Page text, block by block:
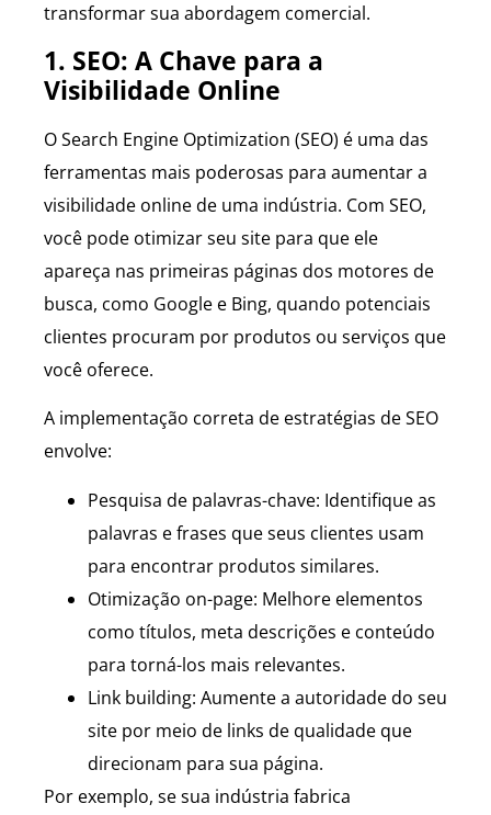
transformar sua abordagem comercial.
1. SEO: A Chave para a
Visibilidade Online
O Search Engine Optimization (SEO) é uma das
ferramentas mais poderosas para aumentar a
visibilidade online de uma indústria. Com SEO,
você pode otimizar seu site para que ele
apareça nas primeiras páginas dos motores de
busca, como Google e Bing, quando potenciais
clientes procuram por produtos ou serviços que
você oferece.
A implementação correta de estratégias de SEO
envolve:
Pesquisa de palavras-chave: Identifique as
palavras e frases que seus clientes usam
para encontrar produtos similares.
Otimização on-page: Melhore elementos
como títulos, meta descrições e conteúdo
para torná-los mais relevantes.
Link building: Aumente a autoridade do seu
site por meio de links de qualidade que
direcionam para sua página.
Por exemplo, se sua indústria fabrica